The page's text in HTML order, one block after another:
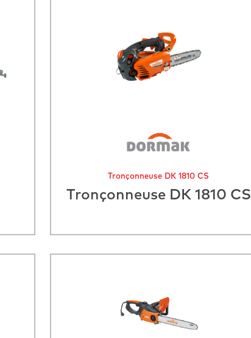
Tronçonneuse DK 1810 CS
Tronçonneuse DK 1810 CS